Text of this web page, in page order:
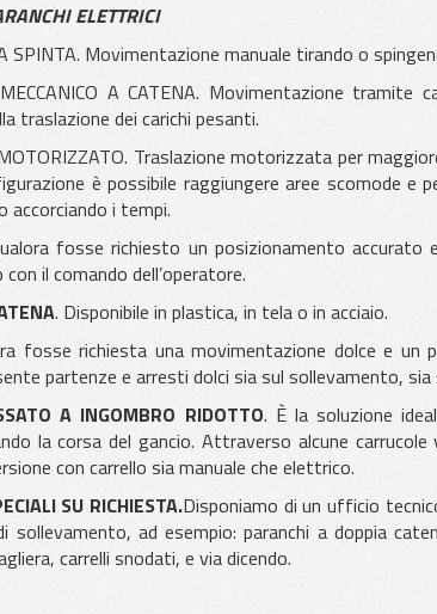
ELETTRICI
SPINTA. Movimentazione manuale tirando o
MECCANICO A CATENA. Movimentazione
traslazione dei carichi pesanti.
Traslazione motorizzata per
è possibile raggiungere aree scomode e
accorciando i tempi.
fosse richiesto un posizionamento accurato
il comando dell’operatore.
. Disponibile in plastica, in tela o in acciaio.
fosse richiesta una movimentazione dolce e un
partenze e arresti dolci sia sul sollevamento,
A INGOMBRO RIDOTTO. È la soluzione
la corsa del gancio. Attraverso alcune
con carrello sia manuale che elettrico.
SU RICHIESTA.Disponiamo di un ufficio
sollevamento, ad esempio: paranchi a doppia
carrelli snodati, e via dicendo.